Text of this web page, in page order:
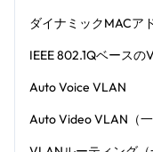
ダイナミックMACア
IEEE 802.1Qベースの
Auto Voice VLAN
Auto Video VLAN（一